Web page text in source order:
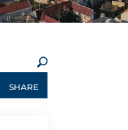
SHARE